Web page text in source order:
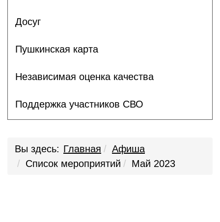
Досуг
Пушкинская карта
Независимая оценка качества
Поддержка участников СВО
Вы здесь: Главная
Афиша
Список мероприятий
Май 2023